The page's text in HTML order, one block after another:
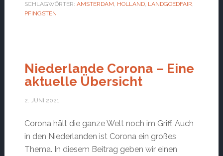
SCHLAGWÖRTER: AMSTERDAM, HOLLAND, LANDGOEDFAIR,
PFINGSTEN
Niederlande Corona – Eine
aktuelle Übersicht
2. JUNI 2021
Corona hält die ganze Welt noch im Griff. Auch
in den Niederlanden ist Corona ein großes
Thema. In diesem Beitrag geben wir einen